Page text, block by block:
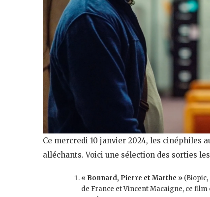
Ce mercredi 10 janvier 2024, les cinéphiles
alléchants. Voici une sélection des sorties
« Bonnard, Pierre et Marthe » (Biopic,
de France et Vincent Macaigne, ce